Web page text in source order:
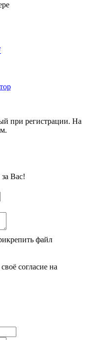
при регистрации. На
Вас!
файл
согласие на